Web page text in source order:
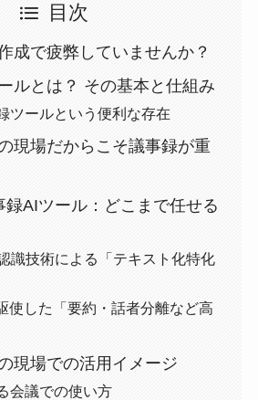
目次
成で疲弊していませんか？
ルとは？ その基本と仕組み
ツールという便利な存在
現場だからこそ議事録が重
録AIツール：どこまで任せる
識技術による「テキスト化特化
使した「要約・話者分離など高
現場での活用イメージ
会議での使い方